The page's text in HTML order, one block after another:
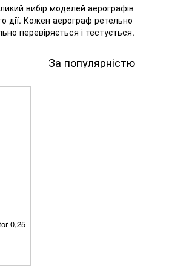
вибір моделей аерографів
дії. Кожен аерограф ретельно
перевіряється і тестується.
За популярністю
0,25